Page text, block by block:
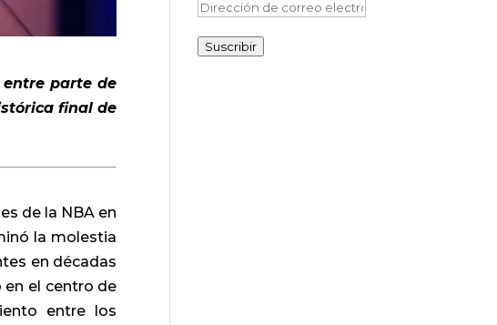
entre parte de
final de
de la NBA en
la molestia
en décadas
en el centro de
entre los
Dirección
correo
Suscribir